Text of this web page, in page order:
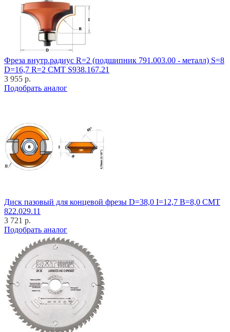
Фреза внутр.радиус R=2 (подшипник 791.003.00 - металл) S=8
D=16,7 R=2 CMT S938.167.21
3 955 р.
Подобрать аналог
Диск пазовый для концевой фрезы D=38,0 I=12,7 B=8,0 CMT
822.029.11
3 721 р.
Подобрать аналог